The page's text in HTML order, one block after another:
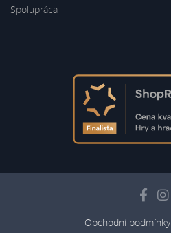
Spolupráca
Obchodní podmínky